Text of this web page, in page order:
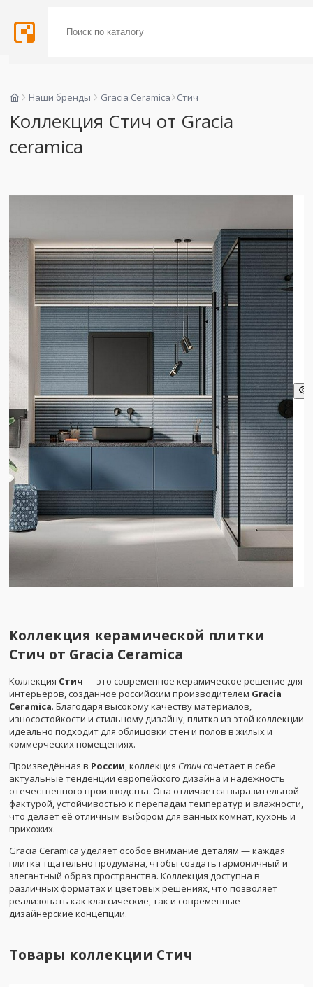
Наши бренды Gracia Ceramica Стич
Коллекция Стич от Gracia
ceramica
Коллекция керамической плитки
Стич от Gracia Ceramica
Коллекция Стич — это современное керамическое решение для
интерьеров, созданное российским производителем Gracia
Ceramica. Благодаря высокому качеству материалов,
износостойкости и стильному дизайну, плитка из этой коллекции
идеально подходит для облицовки стен и полов в жилых и
коммерческих помещениях.
Произведённая в России, коллекция Стичсочетает в себе
актуальные тенденции европейского дизайна и надёжность
отечественного производства. Она отличается выразительной
фактурой, устойчивостью к перепадам температур и влажности,
что делает её отличным выбором для ванных комнат, кухонь и
прихожих.
Gracia Ceramica уделяет особое внимание деталям — каждая
плитка тщательно продумана, чтобы создать гармоничный и
элегантный образ пространства. Коллекция доступна в
различных форматах и цветовых решениях, что позволяет
реализовать как классические, так и современные
дизайнерские концепции.
Товары коллекции Стич